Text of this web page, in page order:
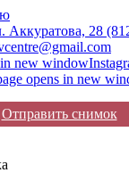
Аккуратова, 28
in new window
opens in new
Отправить снимок